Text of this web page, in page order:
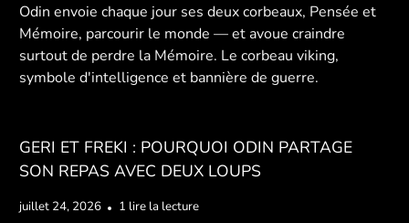
Odin envoie chaque jour ses deux corbeaux, Pensée et
Mémoire, parcourir le monde — et avoue craindre
surtout de perdre la Mémoire. Le corbeau viking,
symbole d'intelligence et bannière de guerre.
GERI ET FREKI : POURQUOI ODIN PARTAGE
SON REPAS AVEC DEUX LOUPS
juillet 24, 2026 1 lire la lecture